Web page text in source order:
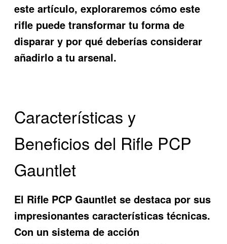
este artículo, exploraremos cómo este
rifle puede transformar tu forma de
disparar y por qué deberías considerar
añadirlo a tu arsenal.
Características y
Beneficios del Rifle PCP
Gauntlet
El Rifle PCP Gauntlet se destaca por sus
impresionantes características técnicas.
Con un sistema de acción